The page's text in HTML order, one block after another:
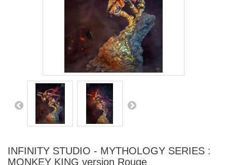
INFINITY STUDIO - MYTHOLOGY SERIES :
MONKEY KING version Rouge